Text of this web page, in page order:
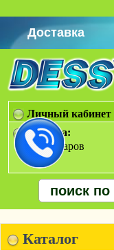
Доставка
Личный кабинет
Корзина:
Нет товаров
Каталог